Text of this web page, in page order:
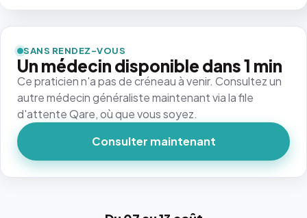
SANS RENDEZ-VOUS
Un médecin disponible dans 1 min
Ce praticien n'a pas de créneau à venir. Consultez un
autre médecin généraliste maintenant via la file
d'attente Qare, où que vous soyez.
Consulter maintenant